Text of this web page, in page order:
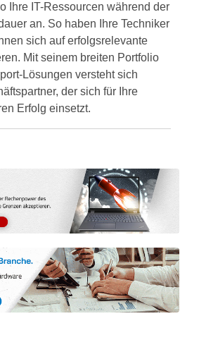
Ihre IT-Ressourcen während der
an. So haben Ihre Techniker
sich auf erfolgsrelevante
Mit seinem breiten Portfolio
Lösungen versteht sich
der sich für Ihre
Erfolg einsetzt.